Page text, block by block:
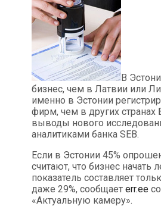
В
бизнес, чем в Латвии или
именно в Эстонии
фирм, чем в других странах
выводы нового
аналитиками банка SEB.
Если в Эстонии 45%
считают, что бизнес начать
показатель составляет
даже 29%, сообщает err.ee
«Актуальную камеру».